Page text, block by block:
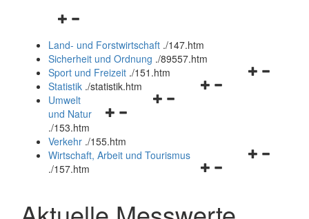
Navigationsmenü
und
schließen
Land- und Forstwirtschaft ./147.htm
Sicherheit und Ordnung ./89557.htm
Navigationsmenü
Sport und Freizeit ./151.htm
Navigationsmenü
Statistik ./statistik.htm
Navigationsmenü
und
schließen
Umwelt
und Natur
./153.htm
Verkehr ./155.htm
Navigationsmenü
schließen
Wirtschaft, Arbeit und Tourismus
./157.htm